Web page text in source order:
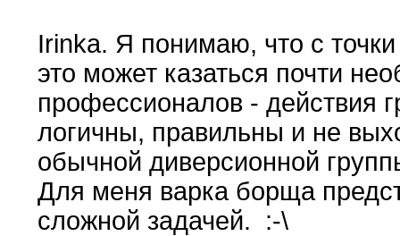
Irinka. Я понимаю, что с
это может казаться почти
профессионалов - действия
логичны, правильны и не
обычной диверсионной
Для меня варка борща
сложной задачей. :-\